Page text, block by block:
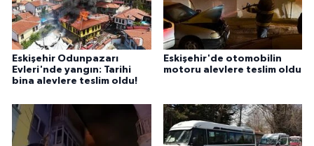
Eskişehir Odunpazarı
Evleri'nde yangın: Tarihi
bina alevlere teslim oldu!
Eskişehir'de otomobilin
motoru alevlere teslim oldu